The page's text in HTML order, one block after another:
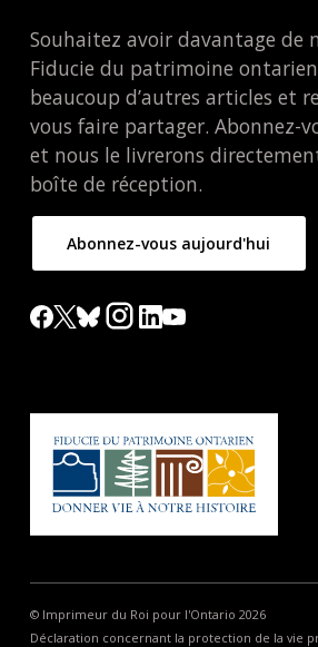
Souhaitez avoir davantage de
Fiducie du patrimoine
beaucoup d’autres articles et
vous faire partager. Abonnez-
et nous le livrerons
boîte de réception.
Abonnez-vous aujourd'hui
© Imprimeur du Roi pour l'Ontario 2026
Déclaration concernant la protection de la vie